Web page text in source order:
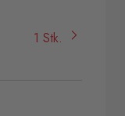
1 Stk.